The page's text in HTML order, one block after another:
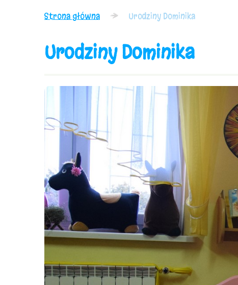
Strona główna Urodziny Dominika
Urodziny Dominika